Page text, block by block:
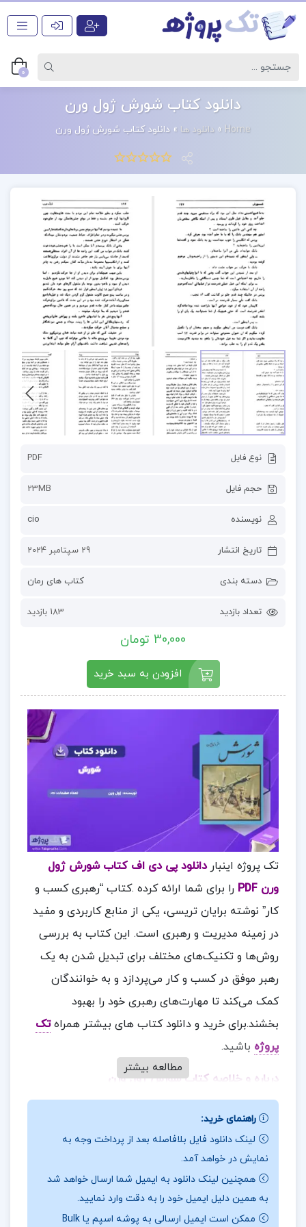
0
دانلود کتاب شورش ژول ورن
Home
» دانلود ها » دانلود کتاب شورش ژول ورن
نوع فایل PDF
حجم فایل 23MB
نویسنده cio
تاریخ انتشار 29 سپتامبر 2024
دسته بندی کتاب های رمان
تعداد بازدید 183 بازدید
30,000 تومان
افزودن به سبد خرید
تک پروژه اینبار دانلود پی دی اف کتاب شورش ژول
ورن PDF
را برای شما ارائه کرده .کتاب “رهبری کسب و
کار” نوشته برایان تریسی، یکی از منابع کاربردی و مفید
در زمینه مدیریت و رهبری است. این کتاب به بررسی
روش‌ها و تکنیک‌های مختلف برای تبدیل شدن به یک
رهبر موفق در کسب و کار می‌پردازد و به خوانندگان
کمک می‌کند تا مهارت‌های رهبری خود را بهبود
بخشند.برای خرید و دانلود کتاب های بیشتر همراهتک
پروژه باشید.
درباره و خلاصه کتاب شورش ژول ورن
برخی بخش‌های فنی: برخی از بخش‌های کتاب دارای
مفاهیم فنی و تخصصی هستند که ممکن است برای
خوانندگان غیرمتخصص چالش‌برانگیز باشد.
نیاز به پیگیری عملی: برای بهره‌برداری کامل از مفاهیم
کتاب، نیاز به پیگیری عملی و مداوم است.
مطالعه بیشتر
راهنمای خرید:
لینک دانلود فایل بلافاصله بعد از پرداخت وجه به
نمایش در خواهد آمد.
همچنین لینک دانلود به ایمیل شما ارسال خواهد شد
به همین دلیل ایمیل خود را به دقت وارد نمایید.
ممکن است ایمیل ارسالی به پوشه اسپم یا Bulk